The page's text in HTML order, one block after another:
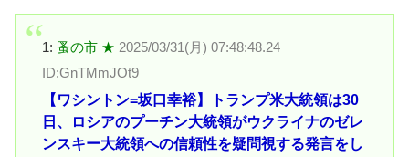
1: 蚤の市 ★ 2025/03/31(月) 07:48:48.24
ID:GnTMmJOt9
【ワシントン=坂口幸裕】トランプ米大統領は30
日、ロシアのプーチン大統領がウクライナのゼレ
ンスキー大統領への信頼性を疑問視する発言をし